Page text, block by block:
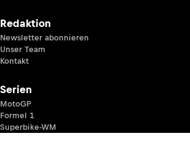
Redaktion
Newsletter abonnieren
Unser Team
Kontakt
Serien
MotoGP
Formel 1
Superbike-WM